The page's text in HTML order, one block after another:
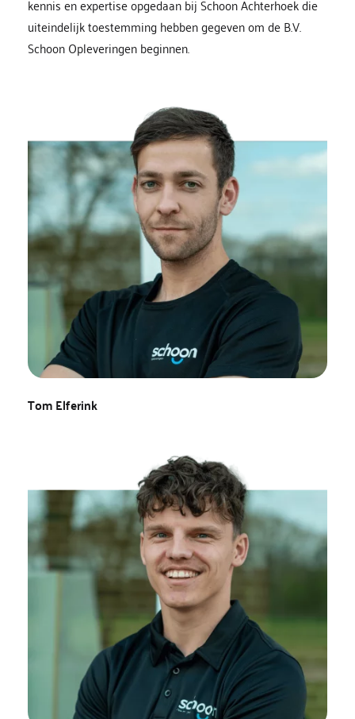
kennis en expertise opgedaan bij Schoon Achterhoek die
uiteindelijk toestemming hebben gegeven om de B.V.
Schoon Opleveringen beginnen.
Tom Elferink